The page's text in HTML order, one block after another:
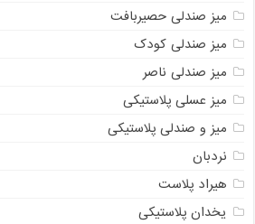
میز صندلی حصیربافت
میز صندلی کودک
میز صندلی ناصر
میز عسلی پلاستیکی
میز و صندلی پلاستیکی
نردبان
هیراد پلاست
یخدان پلاستیکی